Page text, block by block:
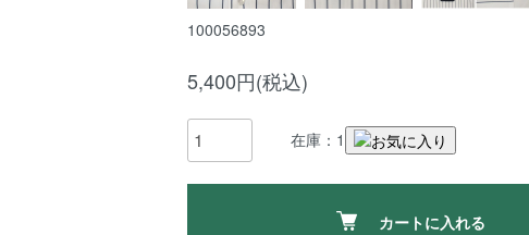
100056893
5,400円(税込)
在庫：1
カートに入れる